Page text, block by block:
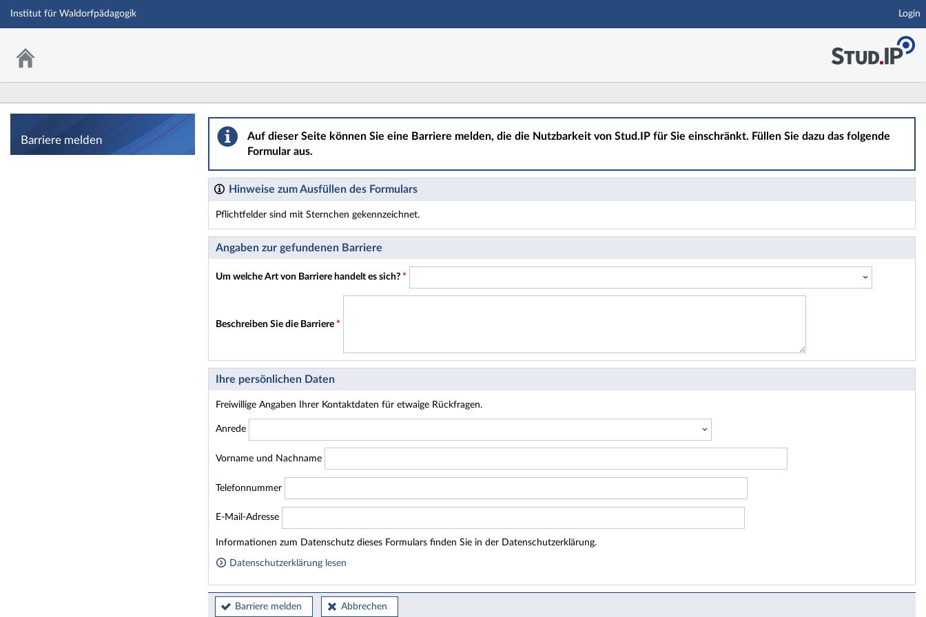
Hauptnavigation
Institut für Waldorfpädagogik Login
Barriere melden
Barriere melden
Auf dieser Seite können Sie eine Barriere melden, die die Nutzbarkeit von Stud.IP für Sie einschränkt. Füllen Sie dazu das folgende
Formular aus.
Hinweise zum Ausfüllen des Formulars
Pflichtfelder sind mit Sternchen gekennzeichnet.
Dieses Formular enthält Pflichtfelder.
Angaben zur gefundenen Barriere
Um welche Art von Barriere handelt es sich? *
Beschreiben Sie die Barriere *
Ihre persönlichen Daten
Freiwillige Angaben Ihrer Kontaktdaten für etwaige Rückfragen.
Anrede
Vorname und Nachname
Telefonnummer
E-Mail-Adresse
Homepage
Informationen zum Datenschutz dieses Formulars finden Sie in der Datenschutzerklärung.
Datenschutzerklärung lesen
Barriere melden Abbrechen